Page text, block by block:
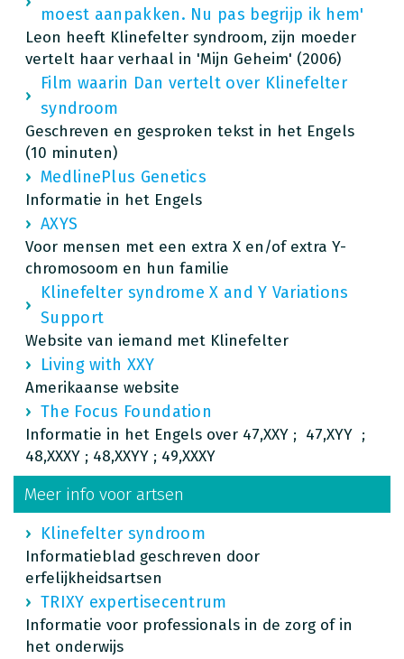
moest aanpakken. Nu pas begrijp ik hem'
Leon heeft Klinefelter syndroom, zijn moeder
vertelt haar verhaal in 'Mijn Geheim' (2006)
Film waarin Dan vertelt over Klinefelter
syndroom
Geschreven en gesproken tekst in het Engels
(10 minuten)
MedlinePlus Genetics
Informatie in het Engels
AXYS
Voor mensen met een extra X en/of extra Y-
chromosoom en hun familie
Klinefelter syndrome X and Y Variations
Support
Website van iemand met Klinefelter
Living with XXY
Amerikaanse website
The Focus Foundation
Informatie in het Engels over 47,XXY ; 47,XYY ;
48,XXXY ; 48,XXYY ; 49,XXXY
Meer info voor artsen
Klinefelter syndroom
Informatieblad geschreven door
erfelijkheidsartsen
TRIXY expertisecentrum
Informatie voor professionals in de zorg of in
het onderwijs